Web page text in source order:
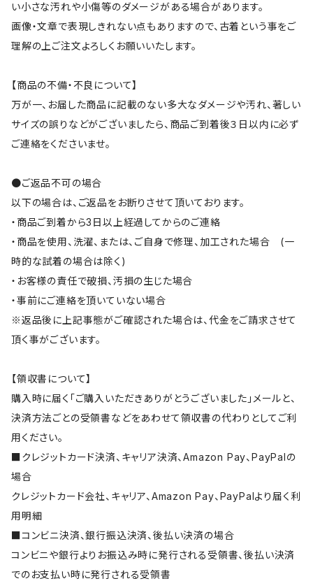
い小さな汚れや小傷等のダメージがある場合があります。
画像・文章で表現しきれない点もありますので、古着という事をご
理解の上ご注文よろしくお願いいたします。
【商品の不備・不良について】
万が一、お届した商品に記載のない多大なダメージや汚れ、著しい
サイズの誤りなどがございましたら、商品ご到着後３日以内に必ず
ご連絡をくださいませ。
●ご返品不可の場合
以下の場合は、ご返品をお断りさせて頂いております。
・商品ご到着から3日以上経過してからのご連絡
・商品を使用、洗濯、または、ご自身で修理、加工された場合 (一
時的な試着の場合は除く)
・お客様の責任で破損、汚損の生じた場合
・事前にご連絡を頂いていない場合
※返品後に上記事態がご確認された場合は、代金をご請求させて
頂く事がございます。
【領収書について】
購入時に届く「ご購入いただきありがとうございました」メールと、
決済方法ごとの受領書などをあわせて領収書の代わりとしてご利
用ください。
■クレジットカード決済、キャリア決済、Amazon Pay、PayPalの
場合
クレジットカード会社、キャリア、Amazon Pay、PayPalより届く利
用明細
■コンビニ決済、銀行振込決済、後払い決済の場合
コンビニや銀行よりお振込み時に発行される受領書、後払い決済
でのお支払い時に発行される受領書